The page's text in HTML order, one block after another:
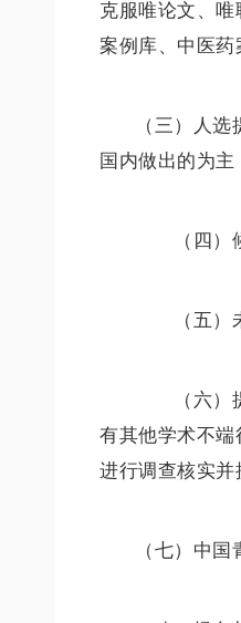
克服唯论文、
案例库、中医
（三）人
国内做出的为
（四）候
（五）未
（六）提
有其他学术不
进行调查核实
（七）中